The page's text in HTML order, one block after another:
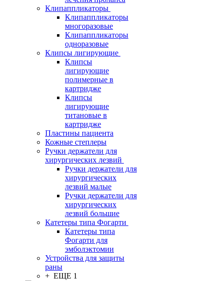
Клипаппликаторы
Клипаппликаторы
многоразовые
Клипаппликаторы
одноразовые
Клипсы лигирующие
Клипсы
лигирующие
полимерные в
картридже
Клипсы
лигирующие
титановые в
картридже
Пластины пациента
Кожные степлеры
Ручки держатели для
хирургических лезвий
Ручки держатели для
хирургических
лезвий малые
Ручки держатели для
хирургических
лезвий большие
Катетеры типа Фогарти
Катетеры типа
Фогарти для
эмболэктомии
Устройства для защиты
раны
+ ЕЩЕ 1